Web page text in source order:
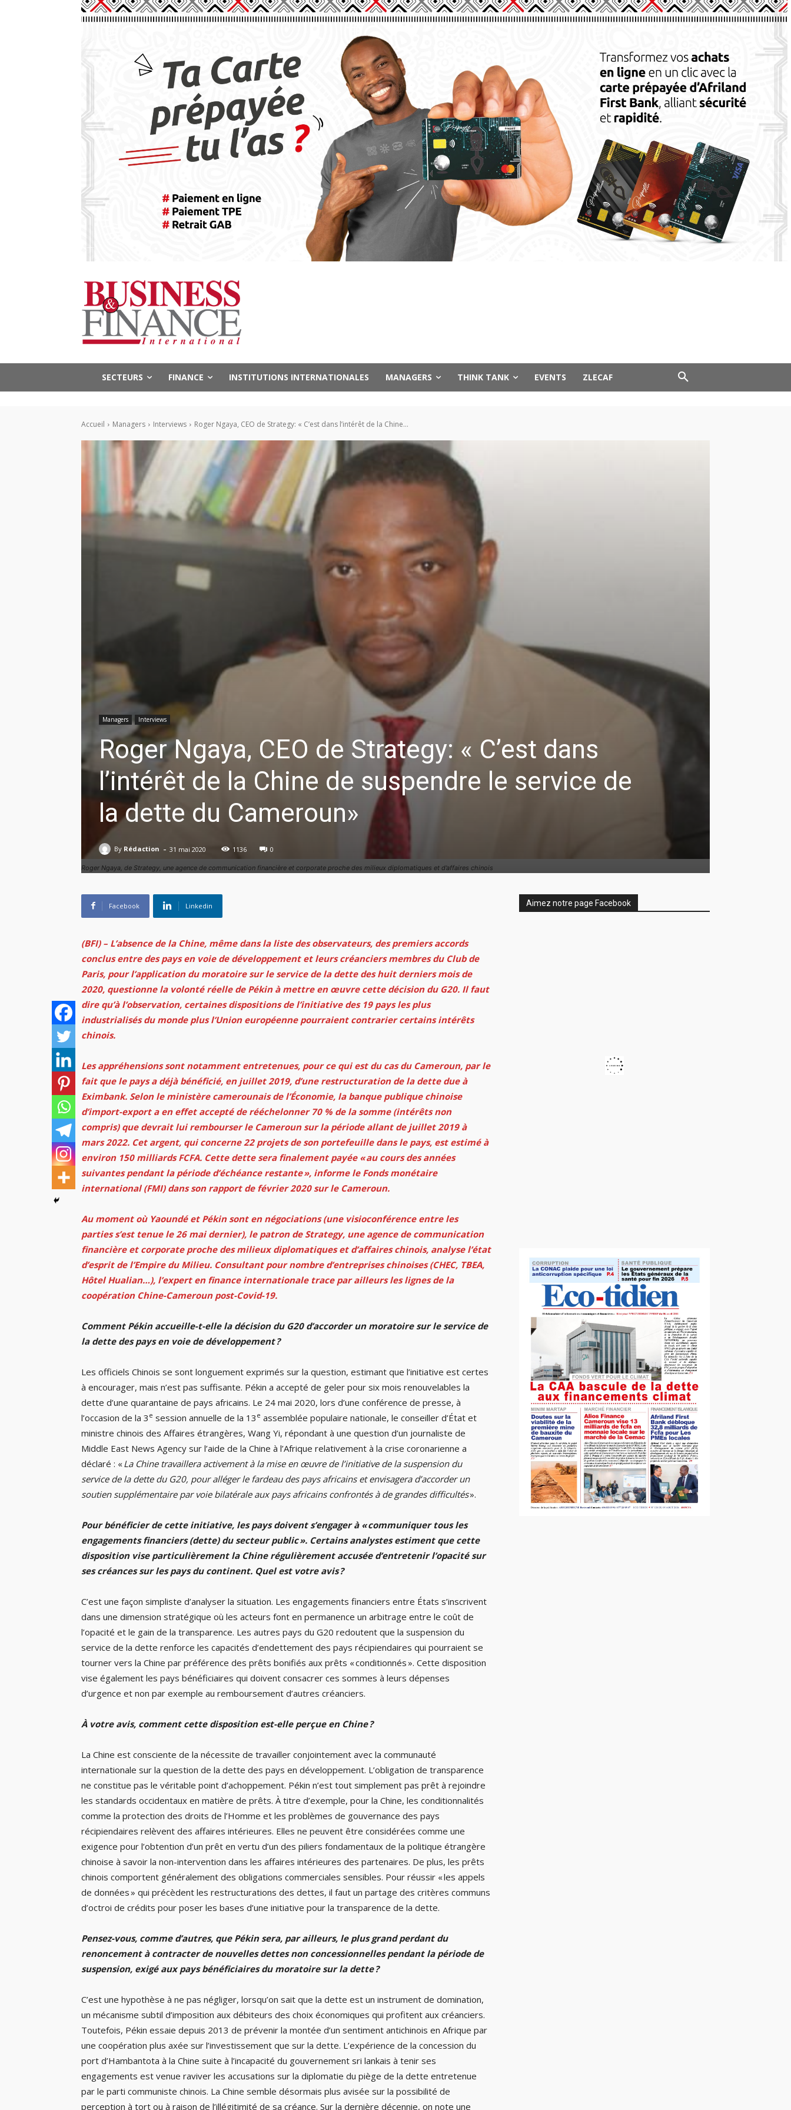
SECTEURS FINANCE INSTITUTIONS INTERNATIONALES MANAGERS THINK TANK EVENTS ZLECAF
Accueil Managers Interviews Roger Ngaya, CEO de Strategy: « C’est dans l’intérêt de la Chine...
Roger Ngaya, de Strategy, une agence de communication financière et corporate proche des milieux diplomatiques et d’affaires chinois
Managers Interviews
Roger Ngaya, CEO de Strategy: « C’est dans
l’intérêt de la Chine de suspendre le service de
la dette du Cameroun»
By Rédaction - 31 mai 2020 1136 0
Facebook Linkedin
(BFI) – L’absence de la Chine, même dans la liste des observateurs, des premiers accords
conclus entre des pays en voie de développement et leurs créanciers membres du Club de
Paris, pour l’application du moratoire sur le service de la dette des huit derniers mois de
2020, questionne la volonté réelle de Pékin à mettre en œuvre cette décision du G20. Il faut
dire qu’à l’observation, certaines dispositions de l’initiative des 19 pays les plus
industrialisés du monde plus l’Union européenne pourraient contrarier certains intérêts
chinois.
Les appréhensions sont notamment entretenues, pour ce qui est du cas du Cameroun, par le
fait que le pays a déjà bénéficié, en juillet 2019, d’une restructuration de la dette due à
Eximbank. Selon le ministère camerounais de l’Économie, la banque publique chinoise
d’import-export a en effet accepté de rééchelonner 70 % de la somme (intérêts non
compris) que devrait lui rembourser le Cameroun sur la période allant de juillet 2019 à
mars 2022. Cet argent, qui concerne 22 projets de son portefeuille dans le pays, est estimé à
environ 150 milliards FCFA. Cette dette sera finalement payée «au cours des années
suivantes pendant la période d’échéance restante», informe le Fonds monétaire
international (FMI) dans son rapport de février 2020 sur le Cameroun.
Au moment où Yaoundé et Pékin sont en négociations (une visioconférence entre les
parties s’est tenue le 26 mai dernier), le patron de Strategy, une agence de communication
financière et corporate proche des milieux diplomatiques et d’affaires chinois, analyse l’état
d’esprit de l’Empire du Milieu. Consultant pour nombre d’entreprises chinoises (CHEC, TBEA,
Hôtel Hualian…), l’expert en finance internationale trace par ailleurs les lignes de la
coopération Chine-Cameroun post-Covid-19.
Comment Pékin accueille-t-elle la décision du G20 d’accorder un moratoire sur le service de
la dette des pays en voie de développement ?
Les officiels Chinois se sont longuement exprimés sur la question, estimant que l’initiative est certes
à encourager, mais n’est pas suffisante. Pékin a accepté de geler pour six mois renouvelables la
dette d’une quarantaine de pays africains. Le 24 mai 2020, lors d’une conférence de presse, à
l’occasion de la 3 e session annuelle de la 13 e assemblée populaire nationale, le conseiller d’État et
ministre chinois des Affaires étrangères, Wang Yi, répondant à une question d’un journaliste de
Middle East News Agency sur l’aide de la Chine à l’Afrique relativement à la crise coronarienne a
déclaré : «La Chine travaillera activement à la mise en œuvre de l’initiative de la suspension du
service de la dette du G20, pour alléger le fardeau des pays africains et envisagera d’accorder un
soutien supplémentaire par voie bilatérale aux pays africains confrontés à de grandes difficultés».
Pour bénéficier de cette initiative, les pays doivent s’engager à «communiquer tous les
engagements financiers (dette) du secteur public». Certains analystes estiment que cette
disposition vise particulièrement la Chine régulièrement accusée d’entretenir l’opacité sur
ses créances sur les pays du continent. Quel est votre avis ?
C’est une façon simpliste d’analyser la situation. Les engagements financiers entre États s’inscrivent
dans une dimension stratégique où les acteurs font en permanence un arbitrage entre le coût de
l’opacité et le gain de la transparence. Les autres pays du G20 redoutent que la suspension du
service de la dette renforce les capacités d’endettement des pays récipiendaires qui pourraient se
tourner vers la Chine par préférence des prêts bonifiés aux prêts « conditionnés ». Cette disposition
vise également les pays bénéficiaires qui doivent consacrer ces sommes à leurs dépenses
d’urgence et non par exemple au remboursement d’autres créanciers.
À votre avis, comment cette disposition est-elle perçue en Chine ?
La Chine est consciente de la nécessite de travailler conjointement avec la communauté
internationale sur la question de la dette des pays en développement. L’obligation de transparence
ne constitue pas le véritable point d’achoppement. Pékin n’est tout simplement pas prêt à rejoindre
les standards occidentaux en matière de prêts. À titre d’exemple, pour la Chine, les conditionnalités
comme la protection des droits de l’Homme et les problèmes de gouvernance des pays
récipiendaires relèvent des affaires intérieures. Elles ne peuvent être considérées comme une
exigence pour l’obtention d’un prêt en vertu d’un des piliers fondamentaux de la politique étrangère
chinoise à savoir la non-intervention dans les affaires intérieures des partenaires. De plus, les prêts
chinois comportent généralement des obligations commerciales sensibles. Pour réussir « les appels
de données » qui précèdent les restructurations des dettes, il faut un partage des critères communs
d’octroi de crédits pour poser les bases d’une initiative pour la transparence de la dette.
Pensez-vous, comme d’autres, que Pékin sera, par ailleurs, le plus grand perdant du
renoncement à contracter de nouvelles dettes non concessionnelles pendant la période de
suspension, exigé aux pays bénéficiaires du moratoire sur la dette ?
C’est une hypothèse à ne pas négliger, lorsqu’on sait que la dette est un instrument de domination,
un mécanisme subtil d’imposition aux débiteurs des choix économiques qui profitent aux créanciers.
Toutefois, Pékin essaie depuis 2013 de prévenir la montée d’un sentiment antichinois en Afrique par
une coopération plus axée sur l’investissement que sur la dette. L’expérience de la concession du
port d’Hambantota à la Chine suite à l’incapacité du gouvernement sri lankais à tenir ses
engagements est venue raviver les accusations sur la diplomatie du piège de la dette entretenue
par le parti communiste chinois. La Chine semble désormais plus avisée sur la possibilité de
perception à tort ou à raison de l’illégitimité de sa créance. Sur la dernière décennie, on note une
Aimez notre page Facebook